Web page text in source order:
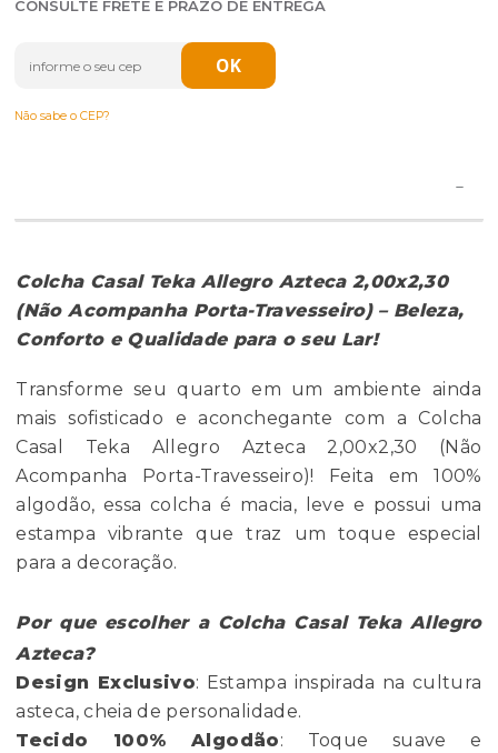
CONSULTE FRETE E PRAZO DE ENTREGA
Não sabe o CEP?
Colcha Casal Teka Allegro Azteca 2,00x2,30
(Não Acompanha Porta-Travesseiro) – Beleza,
Conforto e Qualidade para o seu Lar!
Transforme seu quarto em um ambiente ainda
mais sofisticado e aconchegante com a Colcha
Casal Teka Allegro Azteca 2,00x2,30 (Não
Acompanha Porta-Travesseiro)! Feita em 100%
algodão, essa colcha é macia, leve e possui uma
estampa vibrante que traz um toque especial
para a decoração.
Por que escolher a Colcha Casal Teka Allegro
Azteca?
Design Exclusivo: Estampa inspirada na cultura
asteca, cheia de personalidade.
Tecido 100% Algodão: Toque suave e